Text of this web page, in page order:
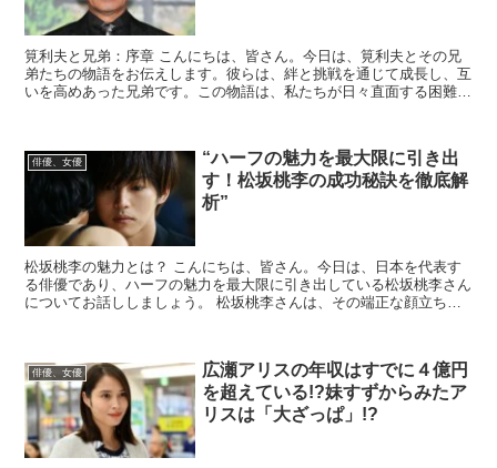
筧利夫と兄弟：序章 こんにちは、皆さん。今日は、筧利夫とその兄
弟たちの物語をお伝えします。彼らは、絆と挑戦を通じて成長し、互
いを高めあった兄弟です。この物語は、私たちが日々直面する困難や
俳優、女優
“ハーフの魅力を最大限に引き出
す！松坂桃李の成功秘訣を徹底解
析”
松坂桃李の魅力とは？ こんにちは、皆さん。今日は、日本を代表す
る俳優であり、ハーフの魅力を最大限に引き出している松坂桃李さん
についてお話ししましょう。 松坂桃李さんは、その端正な顔立ち
俳優、女優
広瀬アリスの年収はすでに４億円
を超えている!?妹すずからみたア
リスは「大ざっぱ」!?